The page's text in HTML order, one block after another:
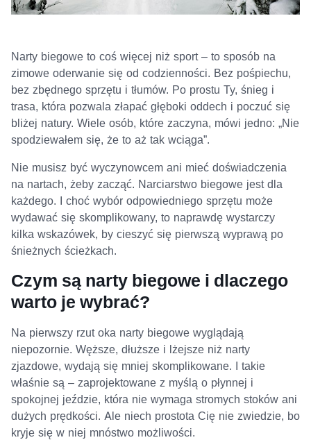
Narty biegowe to coś więcej niż sport – to sposób na
zimowe oderwanie się od codzienności. Bez pośpiechu,
bez zbędnego sprzętu i tłumów. Po prostu Ty, śnieg i
trasa, która pozwala złapać głęboki oddech i poczuć się
bliżej natury. Wiele osób, które zaczyna, mówi jedno: „Nie
spodziewałem się, że to aż tak wciąga”.
Nie musisz być wyczynowcem ani mieć doświadczenia
na nartach, żeby zacząć. Narciarstwo biegowe jest dla
każdego. I choć wybór odpowiedniego sprzętu może
wydawać się skomplikowany, to naprawdę wystarczy
kilka wskazówek, by cieszyć się pierwszą wyprawą po
śnieżnych ścieżkach.
Czym są narty biegowe i dlaczego
warto je wybrać?
Na pierwszy rzut oka narty biegowe wyglądają
niepozornie. Węższe, dłuższe i lżejsze niż narty
zjazdowe, wydają się mniej skomplikowane. I takie
właśnie są – zaprojektowane z myślą o płynnej i
spokojnej jeździe, która nie wymaga stromych stoków ani
dużych prędkości. Ale niech prostota Cię nie zwiedzie, bo
kryje się w niej mnóstwo możliwości.